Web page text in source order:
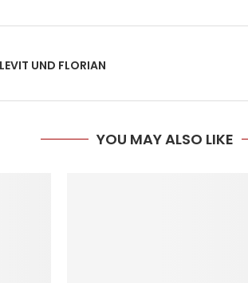
UND FLORIAN
YOU MAY ALSO LIKE